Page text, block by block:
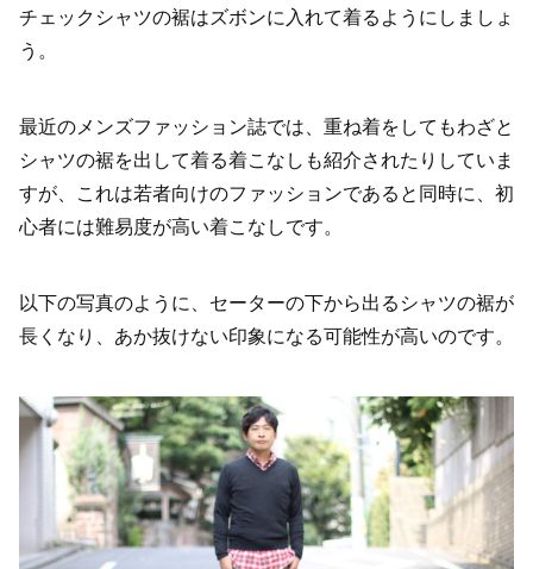
チェックシャツの裾はズボンに入れて着るようにしましょ
う。
最近のメンズファッション誌では、重ね着をしてもわざと
シャツの裾を出して着る着こなしも紹介されたりしていま
すが、これは若者向けのファッションであると同時に、初
心者には難易度が高い着こなしです。
以下の写真のように、セーターの下から出るシャツの裾が
長くなり、あか抜けない印象になる可能性が高いのです。